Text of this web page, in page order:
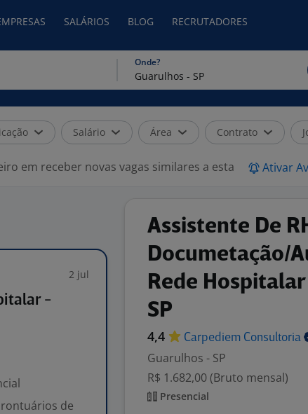
SALÁRIOS BLOG RECRUTADORES
Onde?
Salário Área Contrato
em receber novas vagas similares a esta Ativar
-
2 jul
de
Assistente De
Documetação/
Rede
SP
4,4 Carpediem Consultoria
Guarulhos - SP
R$ 1.682,00 (Bruto mensal)
Presencial